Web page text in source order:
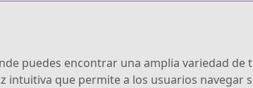
puedes encontrar una amplia variedad de
que permite a los usuarios navegar